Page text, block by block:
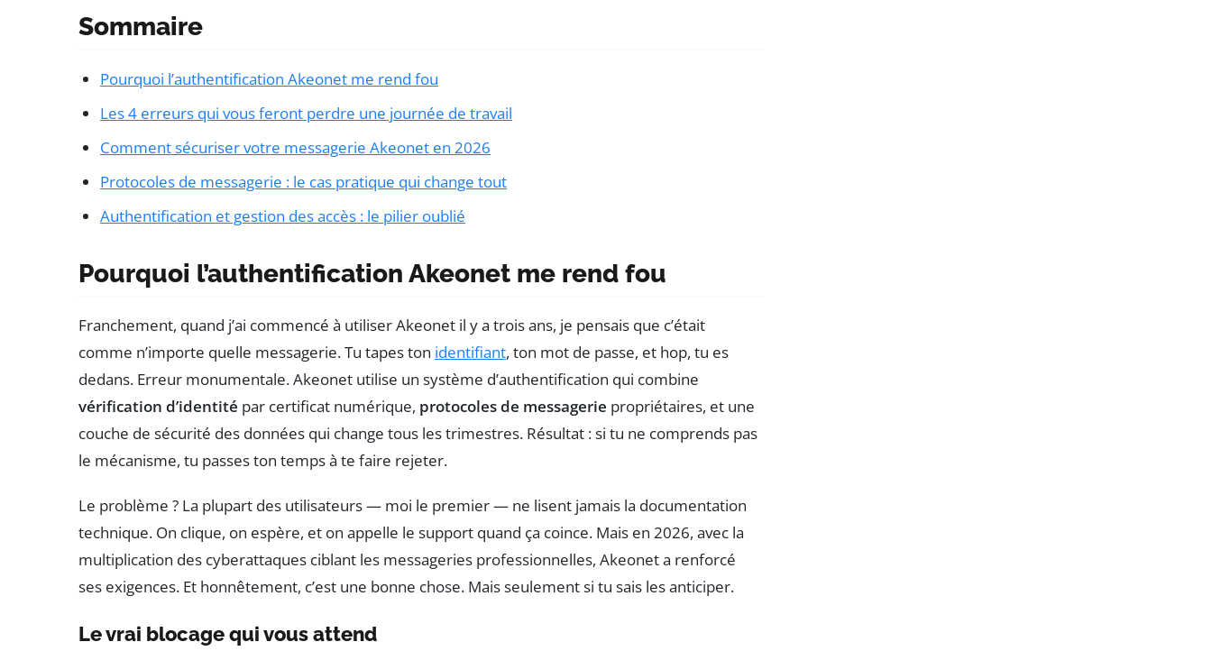
Sommaire
Pourquoi l’authentification Akeonet me rend fou
Les 4 erreurs qui vous feront perdre une journée de travail
Comment sécuriser votre messagerie Akeonet en 2026
Protocoles de messagerie : le cas pratique qui change tout
Authentification et gestion des accès : le pilier oublié
Pourquoi l’authentification Akeonet me rend fou
Franchement, quand j’ai commencé à utiliser Akeonet il y a trois ans, je pensais que c’était
comme n’importe quelle messagerie. Tu tapes ton identifiant, ton mot de passe, et hop, tu es
dedans. Erreur monumentale. Akeonet utilise un système d’authentification qui combine
vérification d’identité par certificat numérique, protocoles de messagerie propriétaires, et une
couche de sécurité des données qui change tous les trimestres. Résultat : si tu ne comprends pas
le mécanisme, tu passes ton temps à te faire rejeter.
Le problème ? La plupart des utilisateurs — moi le premier — ne lisent jamais la documentation
technique. On clique, on espère, et on appelle le support quand ça coince. Mais en 2026, avec la
multiplication des cyberattaques ciblant les messageries professionnelles, Akeonet a renforcé
ses exigences. Et honnêtement, c’est une bonne chose. Mais seulement si tu sais les anticiper.
Le vrai blocage qui vous attend